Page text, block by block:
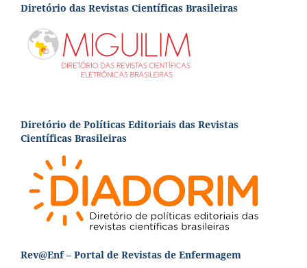
Diretório das Revistas Científicas Brasileiras
Diretório de Políticas Editoriais das Revistas
Científicas Brasileiras
Rev@Enf – Portal de Revistas de Enfermagem